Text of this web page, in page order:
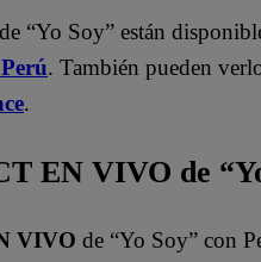
“Yo Soy” están
. También pueden
.
EN VIVO de
VIVO de “Yo Soy” con